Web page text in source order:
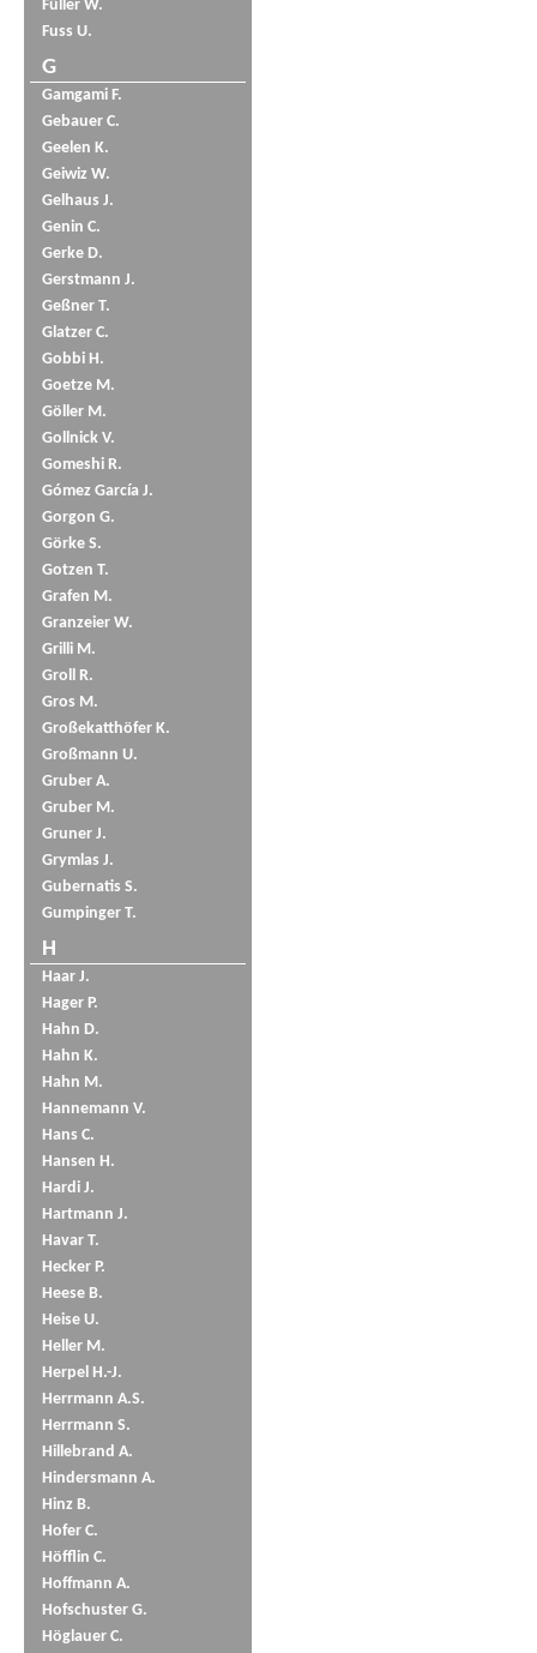
Füller W.
Fuss U.
G
Gamgami F.
Gebauer C.
Geelen K.
Geiwiz W.
Gelhaus J.
Genin C.
Gerke D.
Gerstmann J.
Geßner T.
Glatzer C.
Gobbi H.
Goetze M.
Göller M.
Gollnick V.
Gomeshi R.
Gómez García J.
Gorgon G.
Görke S.
Gotzen T.
Grafen M.
Granzeier W.
Grilli M.
Groll R.
Gros M.
Großekatthöfer K.
Großmann U.
Gruber A.
Gruber M.
Gruner J.
Grymlas J.
Gubernatis S.
Gumpinger T.
H
Haar J.
Hager P.
Hahn D.
Hahn K.
Hahn M.
Hannemann V.
Hans C.
Hansen H.
Hardi J.
Hartmann J.
Havar T.
Hecker P.
Heese B.
Heise U.
Heller M.
Herpel H.-J.
Herrmann A.S.
Herrmann S.
Hillebrand A.
Hindersmann A.
Hinz B.
Hofer C.
Höfflin C.
Hoffmann A.
Hofschuster G.
Höglauer C.